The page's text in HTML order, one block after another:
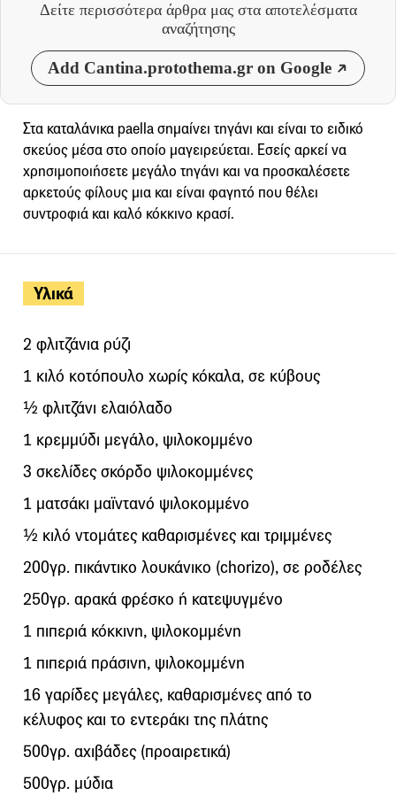
Δείτε περισσότερα άρθρα μας στα αποτελέσματα
αναζήτησης
Add Cantina.protothema.gr on Google
Υλικά
2 φλιτζάνια ρύζι
1 κιλό κοτόπουλο χωρίς κόκαλα, σε κύβους
½ φλιτζάνι ελαιόλαδο
1 κρεμμύδι μεγάλο, ψιλοκομμένο
3 σκελίδες σκόρδο ψιλοκομμένες
1 ματσάκι μαϊντανό ψιλοκομμένο
½ κιλό ντομάτες καθαρισμένες και τριμμένες
200γρ. πικάντικο λουκάνικο (chorizo), σε ροδέλες
250γρ. αρακά φρέσκο ή κατεψυγμένο
1 πιπεριά κόκκινη, ψιλοκομμένη
1 πιπεριά πράσινη, ψιλοκομμένη
16 γαρίδες μεγάλες, καθαρισμένες από το
κέλυφος και το εντεράκι της πλάτης
500γρ. αχιβάδες (προαιρετικά)
500γρ. μύδια
Στα καταλάνικα paella σημαίνει τηγάνι και είναι το ειδικό
σκεύος μέσα στο οποίο μαγειρεύεται. Εσείς αρκεί να
χρησιμοποιήσετε μεγάλο τηγάνι και να προσκαλέσετε
αρκετούς φίλους μια και είναι φαγητό που θέλει
συντροφιά και καλό κόκκινο κρασί.